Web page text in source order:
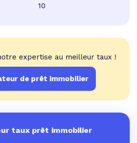
10
expertise au meilleur taux !
de prêt immobilier
taux prêt immobilier